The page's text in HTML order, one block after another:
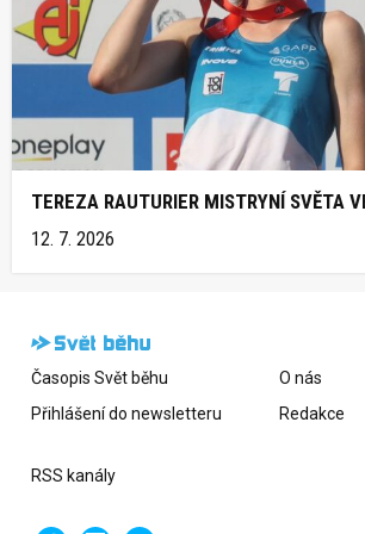
TEREZA RAUTURIER MISTRYNÍ SVĚTA
12. 7. 2026
Časopis Svět běhu
Přihlášení do newsletteru
O nás
Redakce
RSS kanály